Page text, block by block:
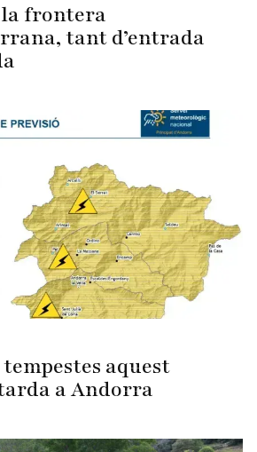
la frontera
tant d’entrada
aquest
a Andorra